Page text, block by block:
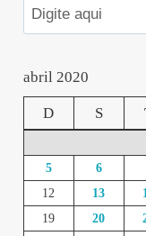
abril 2020
D S
5
6
12
13
19
20